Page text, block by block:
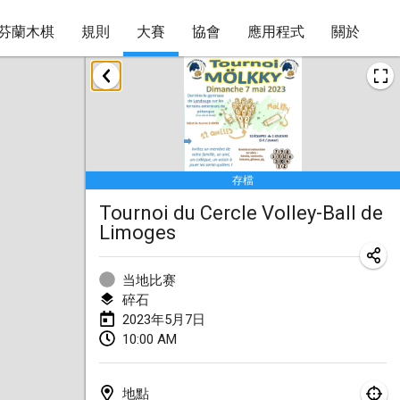
蘭木棋 規則 大賽 協會 應用程式 關於
存檔
Tournoi du Cercle Volley-Ball de
Limoges
当地比赛
碎石
2023年5月7日
10:00 AM
地點
2023年1月
LE Tournoi de Noël
2023年1月14日 |法國
Indoor Polish Championship - Halowe Mistrzostwa Polski w Mölkky
2023年1月14日|波蘭
Tournoi Mixte ASPTTOM
2023年1月21日
2023年1月28日